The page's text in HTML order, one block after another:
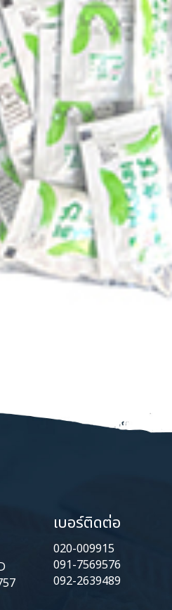
เบอร์ติดต่อ
020-009915
091-7569576
092-2639489